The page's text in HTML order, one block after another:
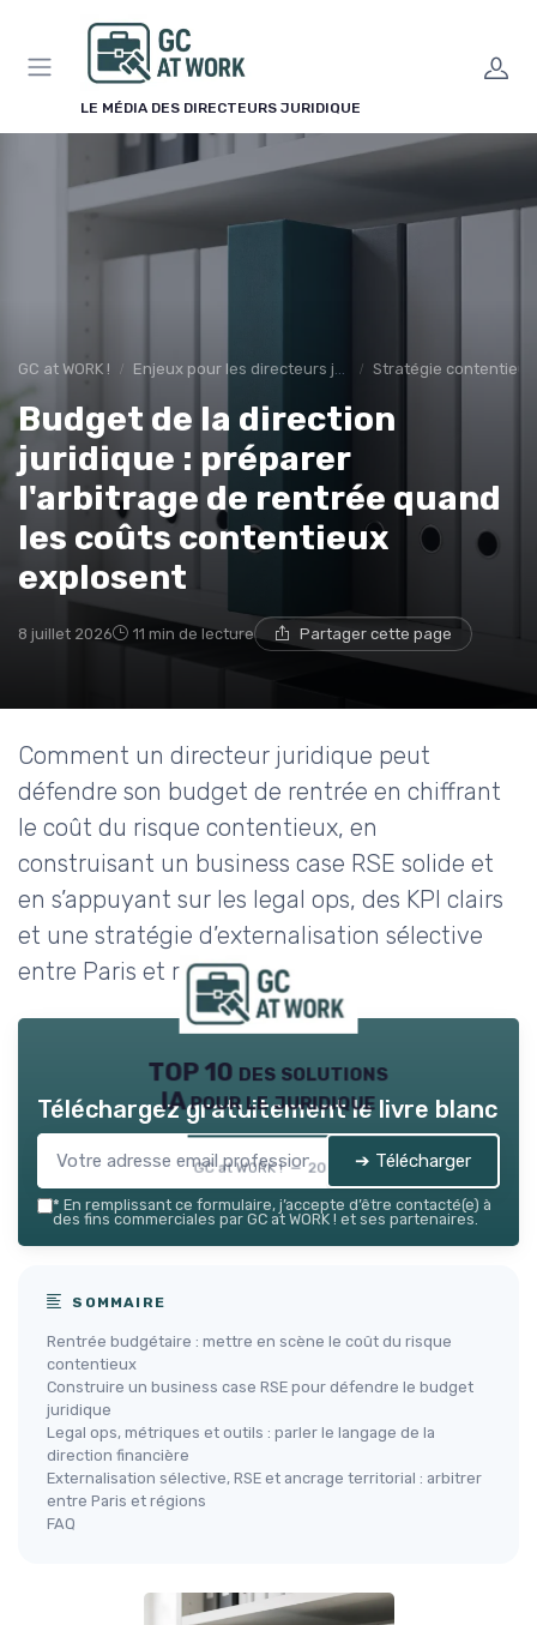
LE MÉDIA DES DIRECTEURS JURIDIQUE
GC at WORK ! Enjeux pour les directeurs juridiques Stratégie
Budget de la direction
juridique : préparer
l'arbitrage de rentrée quand
les coûts contentieux
explosent
8 juillet 2026 11 min de lecture Partager cette page
Comment un directeur juridique peut
défendre son budget de rentrée en chiffrant
le coût du risque contentieux, en
construisant un business case RSE solide et
en s’appuyant sur les legal ops, des KPI clairs
et une stratégie d’externalisation sélective
entre Paris et régions.
TOP 10 des solutions
IA pour le juridique
GC at WORK ! — 2026
Téléchargez gratuitement le livre blanc
➔ Télécharger
* En remplissant ce formulaire, j’accepte d’être contacté(e) à
des fins commerciales par GC at WORK ! et ses partenaires.
SOMMAIRE
Rentrée budgétaire : mettre en scène le coût du risque
contentieux
Construire un business case RSE pour défendre le budget
juridique
Legal ops, métriques et outils : parler le langage de la
direction financière
Externalisation sélective, RSE et ancrage territorial : arbitrer
entre Paris et régions
FAQ